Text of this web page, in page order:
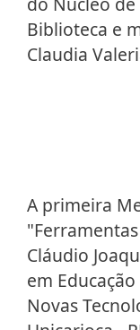
Biblioteca e
Claudia
A primeira
Cláudio
em
Novas